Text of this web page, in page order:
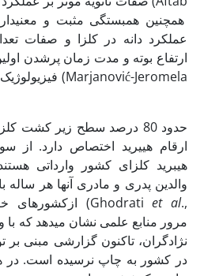
عملکرد دانه در کلزا و صفات
ارتفاع بوته و مدت زمان پرشدن
فیزیولوژیک مشاهده شده است (Marjanović-Jeromela
حدود 80 درصد سطح زیر کشت
ارقام هییرید اختصاص دارد. از
هیبرید کلزای کشور وارداتی
والدین پدری و مادری آن­ها هر ساله
ازکشورهای خارجی وارد می­شوند (Ghodratiet al.,
­نژادگران، تاکنون گزارشی مبنی بر
در کشور به چاپ نرسیده است. در